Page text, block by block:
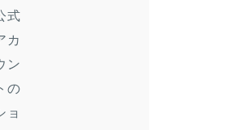
式
カ
ン
の
ョ